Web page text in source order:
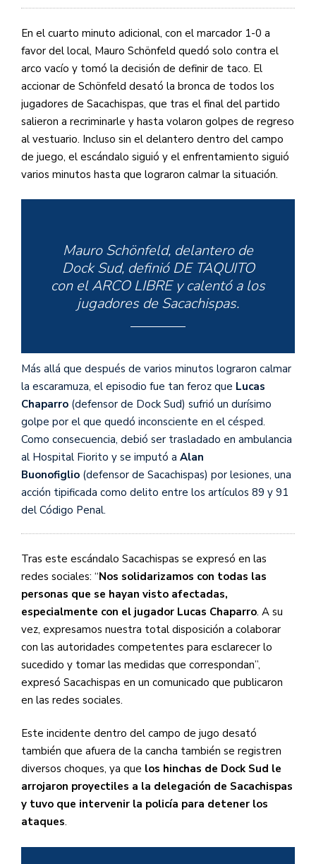
En el cuarto minuto adicional, con el marcador 1-0 a
favor del local, Mauro Schönfeld quedó solo contra el
arco vacío y tomó la decisión de definir de taco. El
accionar de Schönfeld desató la bronca de todos los
jugadores de Sacachispas, que tras el final del partido
salieron a recriminarle y hasta volaron golpes de regreso
al vestuario. Incluso sin el delantero dentro del campo
de juego, el escándalo siguió y el enfrentamiento siguió
varios minutos hasta que lograron calmar la situación.
Mauro Schönfeld, delantero de
Dock Sud, definió DE TAQUITO
con el ARCO LIBRE y calentó a los
jugadores de Sacachispas.
Todo terminó en empujones y
patadas mientras la VOZ DEL
ESTADIO intentaba calmarlos.
Ascenso argentino. 😮‍💨🇦🇷
pic.twitter.com/NcRFEzTRyA
— Ataque Futbolero
(@AtaqueFutbolero)June 7, 2025
Más allá que después de varios minutos lograron calmar
la escaramuza, el episodio fue tan feroz que Lucas
Chaparro (defensor de Dock Sud) sufrió un durísimo
golpe por el que quedó inconsciente en el césped.
Como consecuencia, debió ser trasladado en ambulancia
al Hospital Fiorito y se imputó a Alan
Buonofiglio (defensor de Sacachispas) por lesiones, una
acción tipificada como delito entre los artículos 89 y 91
del Código Penal.
Tras este escándalo Sacachispas se expresó en las
redes sociales: “Nos solidarizamos con todas las
personas que se hayan visto afectadas,
especialmente con el jugador Lucas Chaparro. A su
vez, expresamos nuestra total disposición a colaborar
con las autoridades competentes para esclarecer lo
sucedido y tomar las medidas que correspondan”,
expresó Sacachispas en un comunicado que publicaron
en las redes sociales.
Este incidente dentro del campo de jugo desató
también que afuera de la cancha también se registren
diversos choques, ya que los hinchas de Dock Sud le
arrojaron proyectiles a la delegación de Sacachispas
y tuvo que intervenir la policía para detener los
ataques.